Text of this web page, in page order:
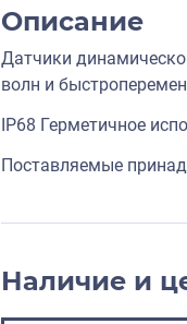
Описание
Датчики
волн и
IP68 Герметичное
Поставляемые
Наличие и